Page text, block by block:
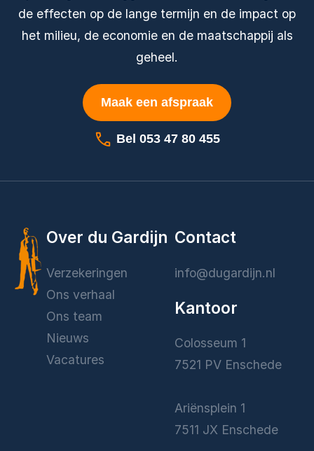
de effecten op de lange termijn en de impact op
het milieu, de economie en de maatschappij als
geheel.
Maak een afspraak
Bel 053 47 80 455
Over du Gardijn
Verzekeringen
Ons verhaal
Ons team
Nieuws
Vacatures
Contact
info@dugardijn.nl
Kantoor
Colosseum 1
7521 PV Enschede
Ariënsplein 1
7511 JX Enschede